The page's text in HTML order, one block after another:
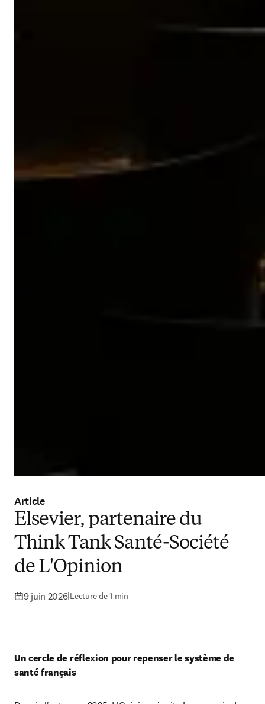
Article
Elsevier, partenaire du
Think Tank Santé-Société
de L'Opinion
9 juin 2026|Lecture de 1 min
Un cercle de réflexion pour repenser le système de
santé français